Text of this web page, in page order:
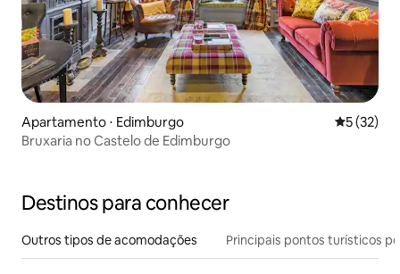
Apartamento ⋅ Edimburgo 5 de uma
5 (32)
Bruxaria no Castelo de Edimburgo
Destinos para conhecer
Outros tipos de acomodações Principais pontos turísticos